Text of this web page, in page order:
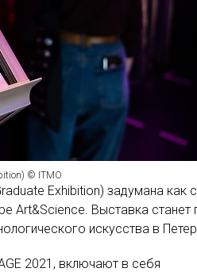
© ITMO
Exhibition) задумана как
Art&Science. Выставка станет
искусства в
2021, включают в себя